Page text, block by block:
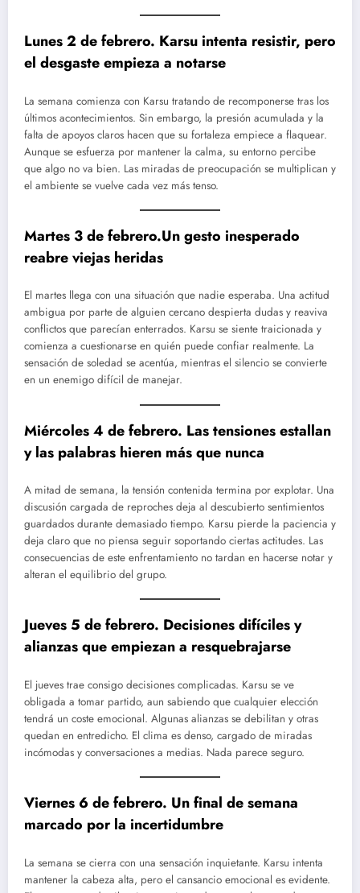
Lunes 2 defebrero. Karsu intenta resistir, pero
el desgaste empieza a notarse
La semana comienza con Karsu tratando de recomponerse tras los
últimos acontecimientos. Sin embargo, la presión acumulada y la
falta de apoyos claros hacen que su fortaleza empiece a flaquear.
Aunque se esfuerza por mantener la calma, su entorno percibe
que algo no va bien. Las miradas de preocupación se multiplican y
el ambiente se vuelve cada vez más tenso.
Martes 3 defebrero.Un gesto inesperado
reabre viejas heridas
El martes llega con una situación que nadie esperaba. Una actitud
ambigua por parte de alguien cercano despierta dudas y reaviva
conflictos que parecían enterrados. Karsu se siente traicionada y
comienza a cuestionarse en quién puede confiar realmente. La
sensación de soledad se acentúa, mientras el silencio se convierte
en un enemigo difícil de manejar.
Miércoles 4 defebrero. Las tensiones estallan
y las palabras hieren más que nunca
A mitad de semana, la tensión contenida termina por explotar. Una
discusión cargada de reproches deja al descubierto sentimientos
guardados durante demasiado tiempo. Karsu pierde la paciencia y
deja claro que no piensa seguir soportando ciertas actitudes. Las
consecuencias de este enfrentamiento no tardan en hacerse notar y
alteran el equilibrio del grupo.
Jueves 5 de febrero. Decisiones difíciles y
alianzas que empiezan a resquebrajarse
El jueves trae consigo decisiones complicadas. Karsu se ve
obligada a tomar partido, aun sabiendo que cualquier elección
tendrá un coste emocional. Algunas alianzas se debilitan y otras
quedan en entredicho. El clima es denso, cargado de miradas
incómodas y conversaciones a medias. Nada parece seguro.
Viernes 6 de febrero. Un final de semana
marcado por la incertidumbre
La semana se cierra con una sensación inquietante. Karsu intenta
mantener la cabeza alta, pero el cansancio emocional es evidente.